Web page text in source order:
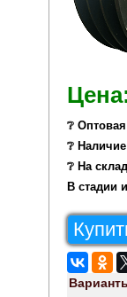
❔
❔
❔ На
В стадии